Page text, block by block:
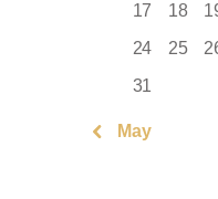
17
18
24
25
31
« May